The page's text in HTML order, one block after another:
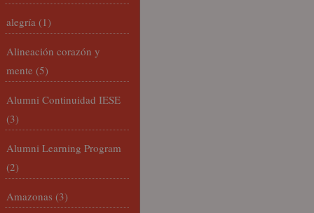
alegría (1)
Alineación corazón y
mente (5)
Alumni Continuidad IESE
(3)
Alumni Learning Program
(2)
Amazonas (3)